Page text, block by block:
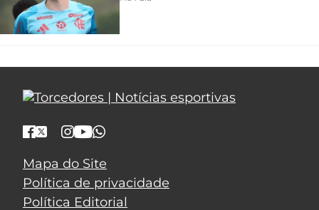
Mapa do Site
Política de privacidade
Política Editorial